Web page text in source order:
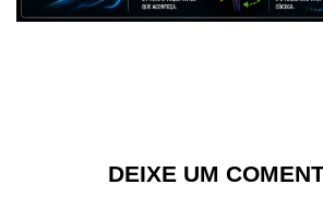
DEIXE UM